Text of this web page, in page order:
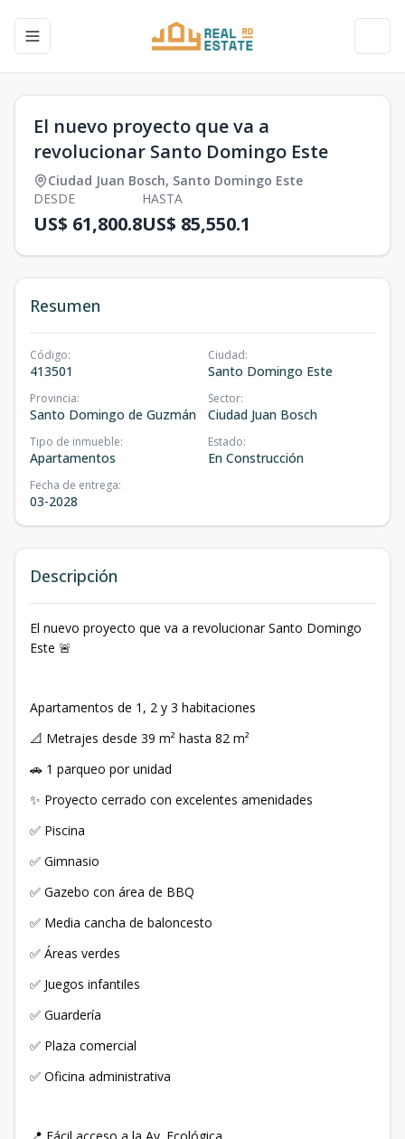
Toggle navigation menu
El nuevo proyecto que va a
revolucionar Santo Domingo Este
Ciudad Juan Bosch, Santo Domingo Este
DESDE
US$ 61,800.8
HASTA
US$ 85,550.1
Resumen
Código:
413501
Ciudad:
Santo Domingo Este
Provincia:
Santo Domingo de Guzmán
Sector:
Ciudad Juan Bosch
Tipo de inmueble:
Apartamentos
Estado:
En Construcción
Fecha de entrega:
03-2028
Descripción
El nuevo proyecto que va a revolucionar Santo Domingo
Este 🚨
Apartamentos de 1, 2 y 3 habitaciones
📐 Metrajes desde 39 m² hasta 82 m²
🚗 1 parqueo por unidad
✨ Proyecto cerrado con excelentes amenidades
✅ Piscina
✅ Gimnasio
✅ Gazebo con área de BBQ
✅ Media cancha de baloncesto
✅ Áreas verdes
✅ Juegos infantiles
✅ Guardería
✅ Plaza comercial
✅ Oficina administrativa